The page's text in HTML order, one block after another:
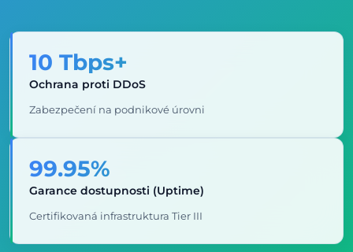
10 Tbps+
Ochrana proti DDoS
Zabezpečení na podnikové úrovni
99.95%
Garance dostupnosti (Uptime)
Certifikovaná infrastruktura Tier III